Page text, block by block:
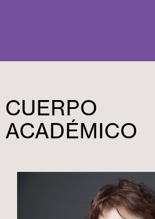
CUERPO
ACADÉMICO